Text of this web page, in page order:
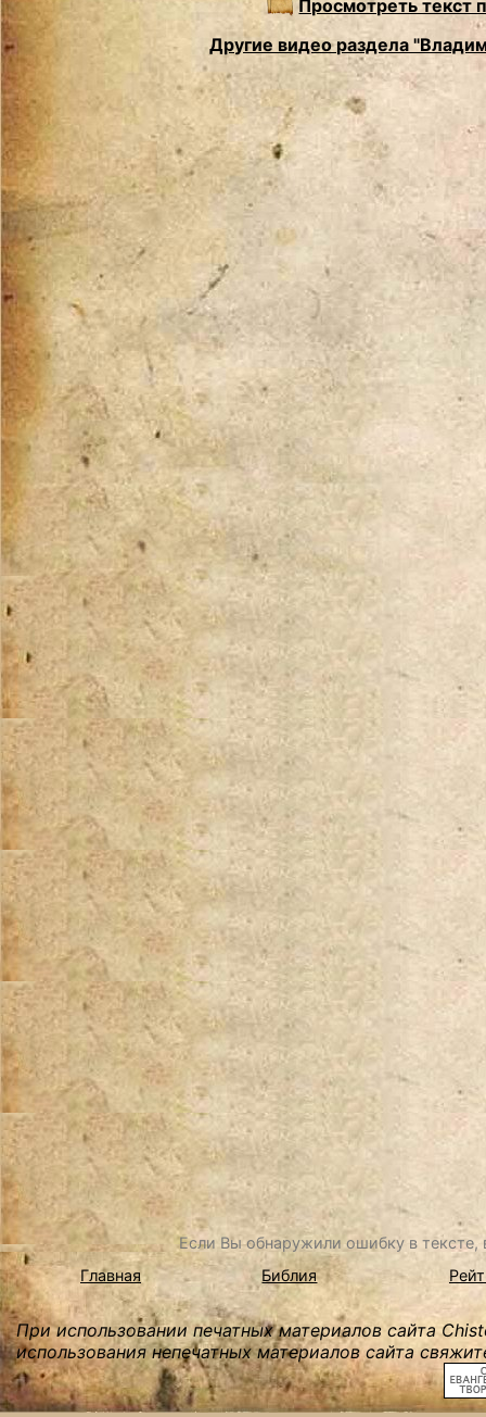
Просмотреть текст
Другие видео раздела
Если Вы обнаружили ошибку в
Главная
Библия
При использовании печатных материалов сайта
использования непечатных материалов сайта